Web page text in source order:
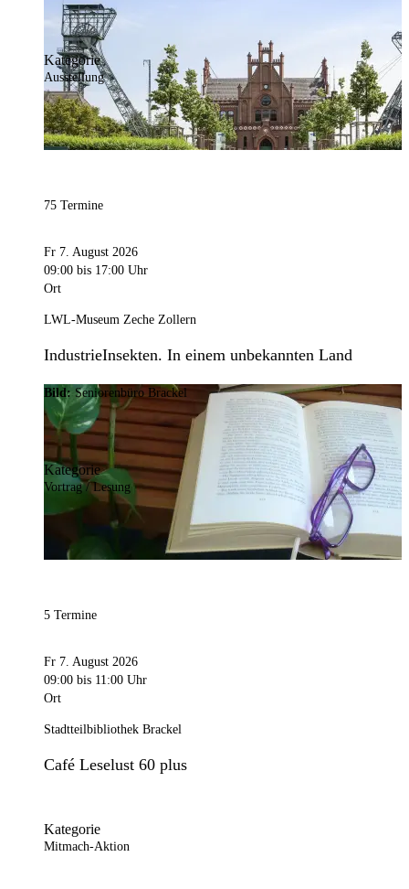
Kategorie
Ausstellung
75 Termine
Fr 7. August 2026
09:00 bis 17:00 Uhr
Ort
LWL-Museum Zeche Zollern
IndustrieInsekten. In einem unbekannten Land
Bild: Seniorenbüro Brackel
Kategorie
Vortrag / Lesung
5 Termine
Fr 7. August 2026
09:00 bis 11:00 Uhr
Ort
Stadtteilbibliothek Brackel
Café Leselust 60 plus
Kategorie
Mitmach-Aktion